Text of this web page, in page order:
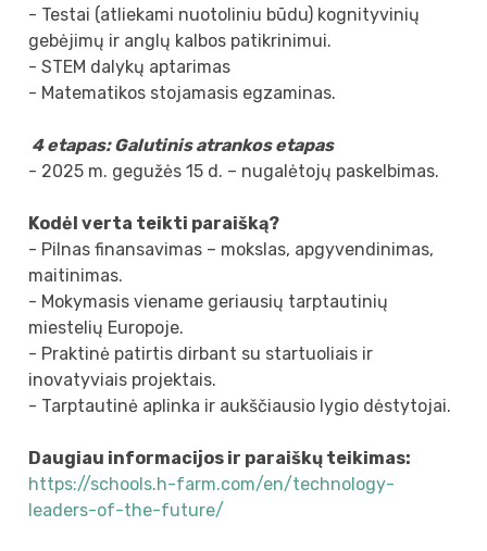
- Testai (atliekami nuotoliniu būdu) kognityvinių
gebėjimų ir anglų kalbos patikrinimui.
- STEM dalykų aptarimas
- Matematikos stojamasis egzaminas.
4 etapas: Galutinis atrankos etapas
- 2025 m. gegužės 15 d. – nugalėtojų paskelbimas.
Kodėl verta teikti paraišką?
- Pilnas finansavimas – mokslas, apgyvendinimas,
maitinimas.
- Mokymasis viename geriausių tarptautinių
miestelių Europoje.
- Praktinė patirtis dirbant su startuoliais ir
inovatyviais projektais.
- Tarptautinė aplinka ir aukščiausio lygio dėstytojai.
Daugiau informacijos ir paraiškų teikimas:
https://schools.h-farm.com/en/technology-
leaders-of-the-future/